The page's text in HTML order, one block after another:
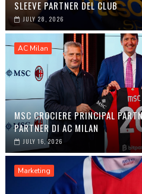
SLEEVE PARTNER DEL CLUB
JULY 28, 2026
AC Milan
MSC CROCIERE PRINCIPAL
PARTNER DI AC MILAN
JULY 16, 2026
Marketing